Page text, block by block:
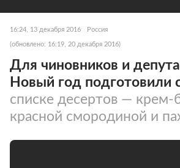
16:24, 13 декабря 2016 Россия
(обновлено: 16:19, 20 декабря 2016)
Для чиновников и
Новый год подготовили
списке десертов — крем-
красной смородиной и